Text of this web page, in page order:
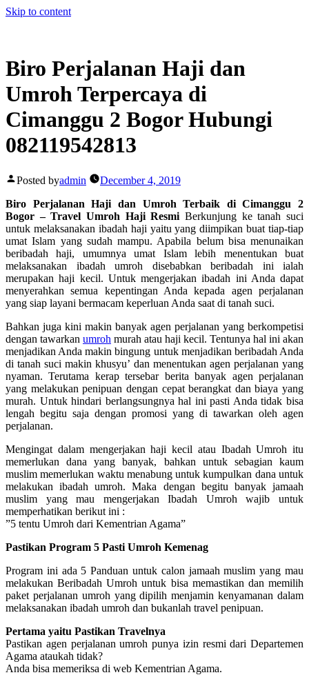
Skip to content
Biro Perjalanan Haji dan
Umroh Terpercaya di
Cimanggu 2 Bogor Hubungi
082119542813
Posted byadmin
December 4, 2019
Biro Perjalanan Haji dan Umroh Terbaik di Cimanggu 2
Bogor – Travel Umroh Haji Resmi Berkunjung ke tanah suci
untuk melaksanakan ibadah haji yaitu yang diimpikan buat tiap-tiap
umat Islam yang sudah mampu. Apabila belum bisa menunaikan
beribadah haji, umumnya umat Islam lebih menentukan buat
melaksanakan ibadah umroh disebabkan beribadah ini ialah
merupakan haji kecil. Untuk mengerjakan ibadah ini Anda dapat
menyerahkan semua kepentingan Anda kepada agen perjalanan
yang siap layani bermacam keperluan Anda saat di tanah suci.
Bahkan juga kini makin banyak agen perjalanan yang berkompetisi
dengan tawarkan umroh murah atau haji kecil. Tentunya hal ini akan
menjadikan Anda makin bingung untuk menjadikan beribadah Anda
di tanah suci makin khusyu’ dan menentukan agen perjalanan yang
nyaman. Terutama kerap tersebar berita banyak agen perjalanan
yang melakukan penipuan dengan cepat berangkat dan biaya yang
murah. Untuk hindari berlangsungnya hal ini pasti Anda tidak bisa
lengah begitu saja dengan promosi yang di tawarkan oleh agen
perjalanan.
Mengingat dalam mengerjakan haji kecil atau Ibadah Umroh itu
memerlukan dana yang banyak, bahkan untuk sebagian kaum
muslim memerlukan waktu menabung untuk kumpulkan dana untuk
melakukan ibadah umroh. Maka dengan begitu banyak jamaah
muslim yang mau mengerjakan Ibadah Umroh wajib untuk
memperhatikan berikut ini :
”5 tentu Umroh dari Kementrian Agama”
Pastikan Program 5 Pasti Umroh Kemenag
Program ini ada 5 Panduan untuk calon jamaah muslim yang mau
melakukan Beribadah Umroh untuk bisa memastikan dan memilih
paket perjalanan umroh yang dipilih menjamin kenyamanan dalam
melaksanakan ibadah umroh dan bukanlah travel penipuan.
Pertama yaitu Pastikan Travelnya
Pastikan agen perjalanan umroh punya izin resmi dari Departemen
Agama ataukah tidak?
Anda bisa memeriksa di web Kementrian Agama.